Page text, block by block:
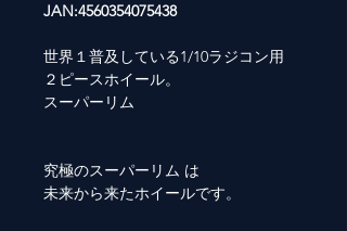
JAN:4560354075438
世界１普及している1/10ラジコン用
２ピースホイール。
スーパーリム
究極のスーパーリム は
未来から来たホイールです。